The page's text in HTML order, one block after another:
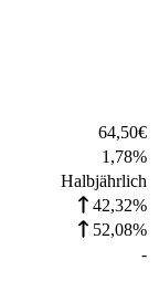
64,50€
1,78%
Halbjährlich
42,32%
52,08%
-